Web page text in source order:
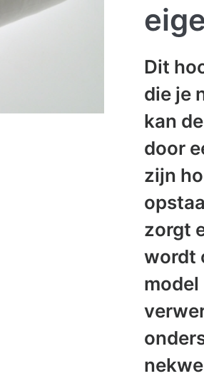
Dit
die je
kan
door
zijn
zorgt
wordt
model